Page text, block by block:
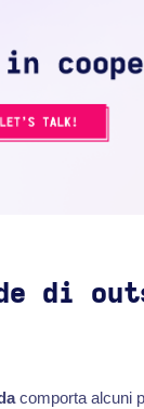
di
comporta alcuni